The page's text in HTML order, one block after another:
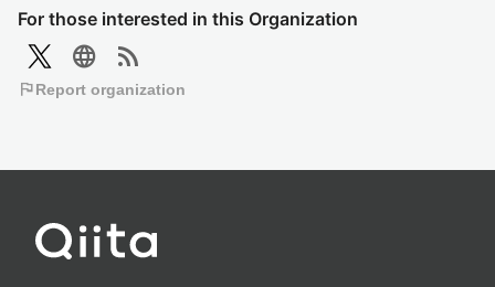
For those interested in this Organization
language rss_feed
flagReport organization